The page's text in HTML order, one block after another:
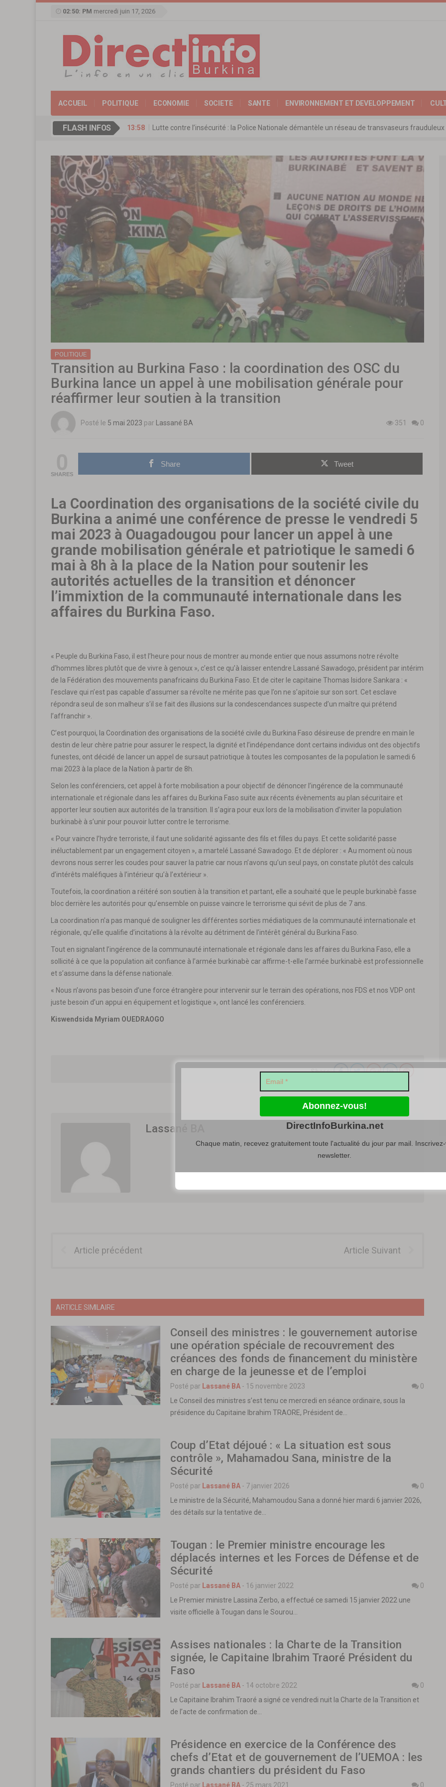
02:50: PM mercredi juin 17, 2026
ACCUEIL POLITIQUE ECONOMIE SOCIETE SANTE ENVIRONNEMENT ET DEVELOPPEMENT
FLASH INFOS 13:58
Lutte contre l’insécurité : la Police Nationale démantèle un réseau de transvaseurs
13:09
Réserve militaire au Burkina Faso : la nouvelle loi adoptée à l’unanimité
13:07
Mémorial Thomas-Sankara: les ministres chargés du Commerce de l’AES ravivent leurs
POLITIQUE
Transition au Burkina Faso : la coordination des OSC du
Burkina lance un appel à une mobilisation générale pour
réaffirmer leur soutien à la transition
Posté le 5 mai 2023 par Lassané BA 351 0
SHARES
Share Tweet
La Coordination des organisations de la société civile du
Burkina a animé une conférence de presse le vendredi 5
mai 2023 à Ouagadougou pour lancer un appel à une
grande mobilisation générale et patriotique le samedi 6
mai à 8h à la place de la Nation pour soutenir les
autorités actuelles de la transition et dénoncer
l’immixtion de la communauté internationale dans les
affaires du Burkina Faso.
« Peuple du Burkina Faso, il est l’heure pour nous de montrer au monde entier que nous assumons notre révolte
d’hommes libres plutôt que de vivre à genoux », c’est ce qu’à laisser entendre Lassané Sawadogo, président par intérim
de la Fédération des mouvements panafricains du Burkina Faso. Et de citer le capitaine Thomas Isidore Sankara : «
l’esclave qui n’est pas capable d’assumer sa révolte ne mérite pas que l’on ne s’apitoie sur son sort. Cet esclave
répondra seul de son malheur s’il se fait des illusions sur la condescendances suspecte d’un maître qui prétend
l’affranchir ».
C’est pourquoi, la Coordination des organisations de la société civile du Burkina Faso désireuse de prendre en main le
destin de leur chère patrie pour assurer le respect, la dignité et l’indépendance dont certains individus ont des objectifs
funestes, ont décidé de lancer un appel de sursaut patriotique à toutes les composantes de la population le samedi 6
mai 2023 à la place de la Nation à partir de 8h.
Selon les conférenciers, cet appel à forte mobilisation a pour objectif de dénoncer l’ingérence de la communauté
internationale et régionale dans les affaires du Burkina Faso suite aux récents évènements au plan sécuritaire et
apporter leur soutien aux autorités de la transition. Il s’agira pour eux lors de la mobilisation d’inviter la population
burkinabè à s’unir pour pouvoir lutter contre le terrorisme.
« Pour vaincre l’hydre terroriste, il faut une solidarité agissante des fils et filles du pays. Et cette solidarité passe
inéluctablement par un engagement citoyen », a martelé Lassané Sawadogo. Et de déplorer : « Au moment où nous
devrons nous serrer les coudes pour sauver la patrie car nous n’avons qu’un seul pays, on constate plutôt des calculs
d’intérêts maléfiques à l’intérieur qu’à l’extérieur ».
Toutefois, la coordination a réitéré son soutien à la transition et partant, elle a souhaité que le peuple burkinabè fasse
bloc derrière les autorités pour qu’ensemble on puisse vaincre le terrorisme qui sévit de plus de 7 ans.
La coordination n’a pas manqué de souligner les différentes sorties médiatiques de la communauté internationale et
régionale, qu’elle qualifie d’incitations à la révolte au détriment de l’intérêt général du Burkina Faso.
Tout en signalant l’ingérence de la communauté internationale et régionale dans les affaires du Burkina Faso, elle a
sollicité à ce que la population ait confiance à l’armée burkinabè car affirme-t-elle l’armée burkinabè est professionnelle
et s’assume dans la défense nationale.
« Nous n’avons pas besoin d’une force étrangère pour intervenir sur le terrain des opérations, nos FDS et nos VDP ont
juste besoin d’un appui en équipement et logistique », ont lancé les conférenciers.
Kiswendsida Myriam OUEDRAOGO
Share:
Lassané BA
Article précédent Article Suivant
ARTICLE SIMILAIRE
Conseil des ministres : le gouvernement autorise
une opération spéciale de recouvrement des
créances des fonds de financement du ministère
en charge de la jeunesse et de l’emploi
Posté par Lassané BA - 15 novembre 2023
0
Le Conseil des ministres s’est tenu ce mercredi en séance ordinaire, sous la
présidence du Capitaine Ibrahim TRAORE, Président de…
Coup d’Etat déjoué : « La situation est sous
contrôle », Mahamadou Sana, ministre de la
Sécurité
Posté par Lassané BA - 7 janvier 2026
0
Le ministre de la Sécurité, Mahamoudou Sana a donné hier mardi 6 janvier 2026,
des détails sur la tentative de…
Tougan : le Premier ministre encourage les
déplacés internes et les Forces de Défense et de
Sécurité
Posté par Lassané BA - 16 janvier 2022
0
Le Premier ministre Lassina Zerbo, a effectué ce samedi 15 janvier 2022 une
visite officielle à Tougan dans le Sourou…
Assises nationales : la Charte de la Transition
signée, le Capitaine Ibrahim Traoré Président du
Faso
Posté par Lassané BA - 14 octobre 2022
0
Le Capitaine Ibrahim Traoré a signé ce vendredi nuit la Charte de la Transition et
de l’acte de confirmation de…
Présidence en exercice de la Conférence des
chefs d’Etat et de gouvernement de l’UEMOA : les
grands chantiers du président du Faso
Posté par Lassané BA - 25 mars 2021 0
DirectInfoBurkina.net
Chaque matin, recevez gratuitement toute l'actualité du jour par mail.
newsletter.